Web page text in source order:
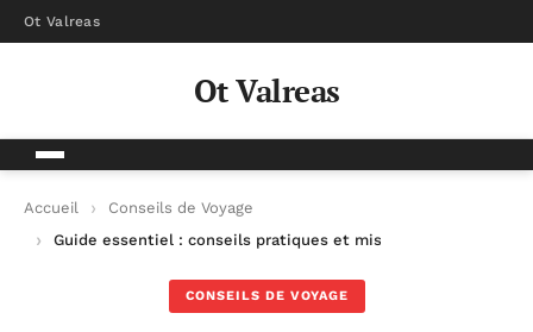
Ot Valreas
Ot Valreas
Accueil
Conseils de Voyage
Guide essentiel : conseils pratiques et mises en garde pour
CONSEILS DE VOYAGE